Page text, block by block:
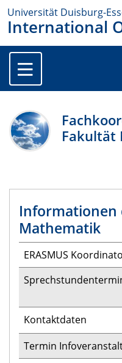
Universität Duisburg-
International
Fakultät
Informationen
Mathematik
ERASMUS
Kontaktdaten
Termin